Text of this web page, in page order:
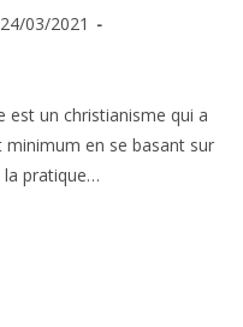
24/03/2021
est un christianisme qui a
en se basant sur
la pratique…